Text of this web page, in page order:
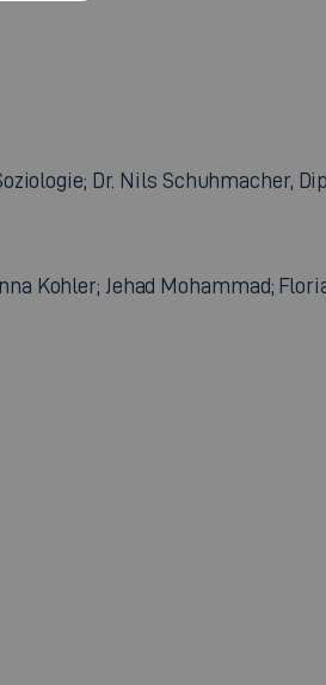
Dr. Nils Schuhmacher,
Kohler; Jehad Mohammad;